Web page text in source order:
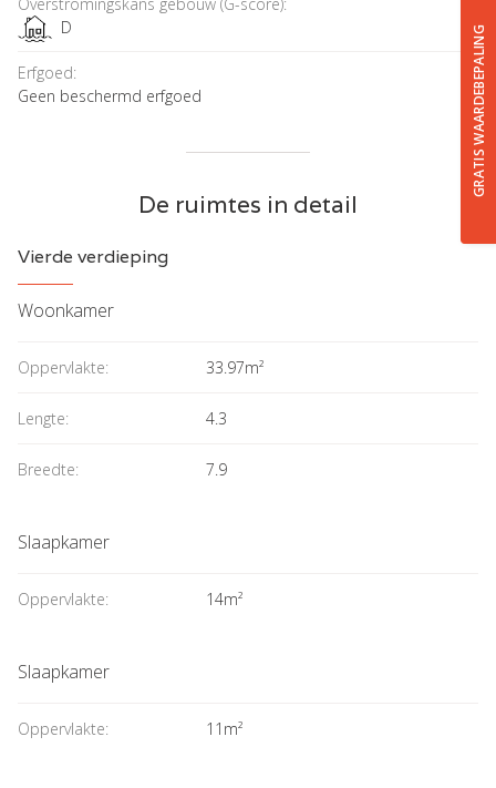
GRATIS WAARDEBEPALING
D
Erfgoed:
Geen beschermd erfgoed
De ruimtes in detail
Vierde verdieping
Woonkamer
Oppervlakte: 33.97m²
Lengte: 4.3
Breedte: 7.9
Slaapkamer
Oppervlakte: 14m²
Slaapkamer
Oppervlakte: 11m²